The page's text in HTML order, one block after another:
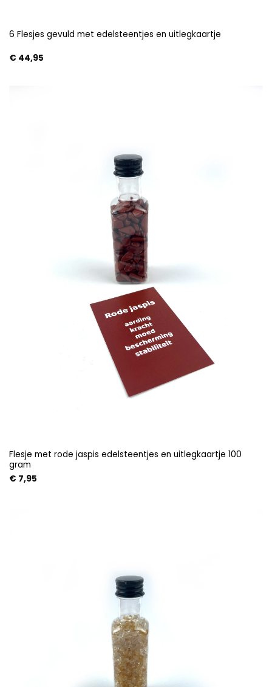
6 Flesjes gevuld met edelsteentjes en uitlegkaartje
€44,95
Flesje met rode jaspis edelsteentjes en uitlegkaartje 100
gram
€7,95